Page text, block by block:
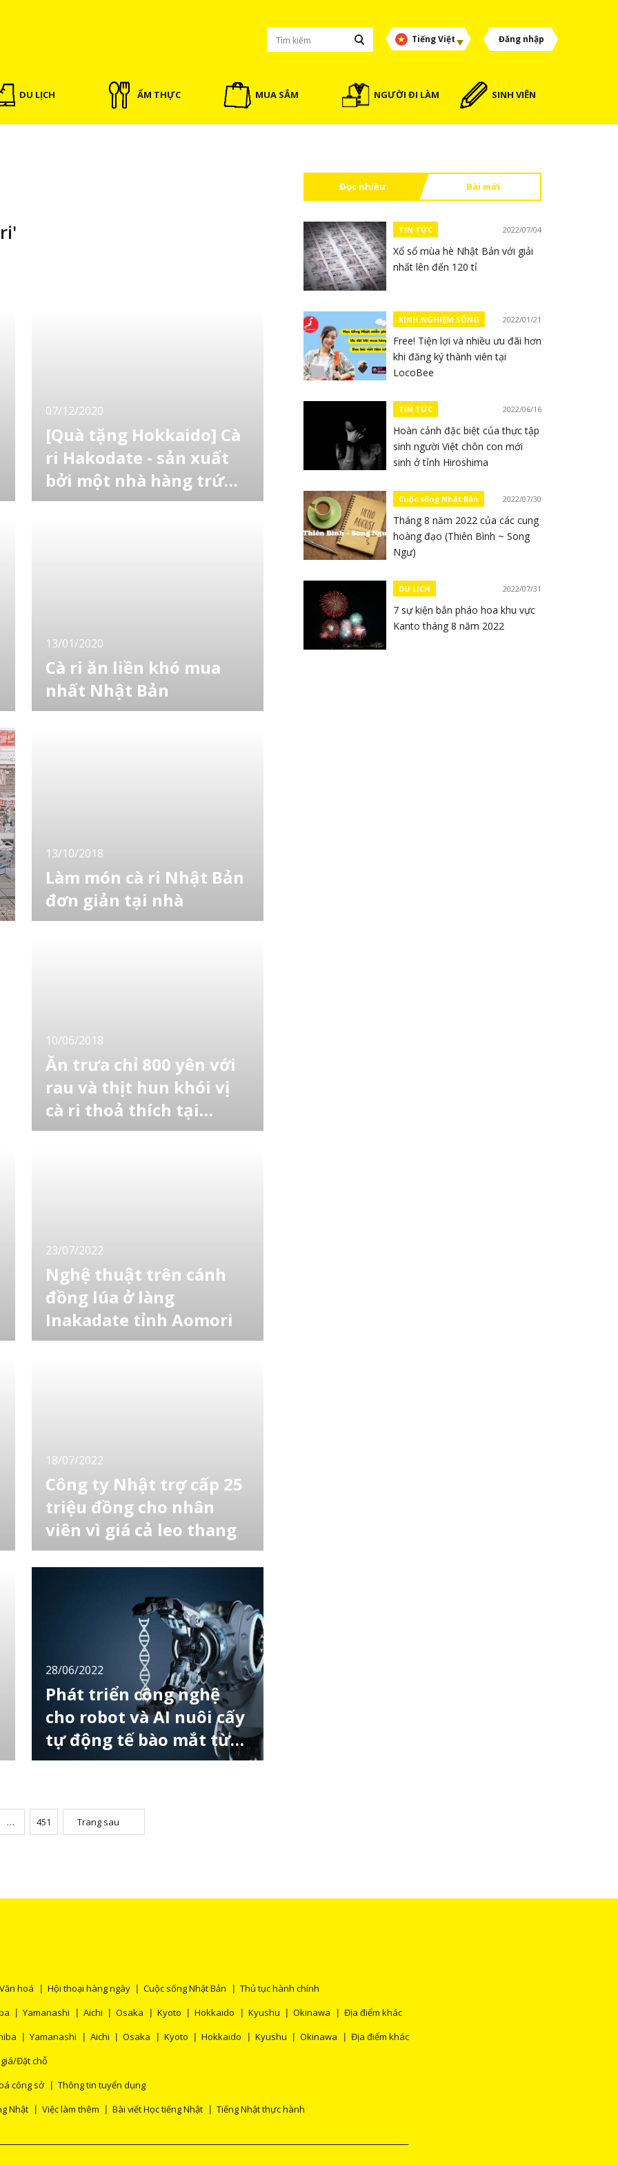
Tiếng Việt Đăng nhập
DU LỊCH ẨM THỰC MUA SẮM NGƯỜI ĐI LÀM SINH VIÊN
07/12/2020
[Quà tặng Hokkaido] Cà
ri Hakodate - sản xuất
bởi một nhà hàng trứ
danh
Trong bài này, LocoBEE sẽ giới thiệu với các
13/01/2020
Cà ri ăn liền khó mua
nhất Nhật Bản
Tamakazura (玉鬘) là quán ăn nhỏ mở cửa từ
13/10/2018
Làm món cà ri Nhật Bản
đơn giản tại nhà
Với những người Việt Nam khi xa xứ, học tập
10/06/2018
Ăn trưa chỉ 800 yên với
rau và thịt hun khói vị
cà ri thoả thích tại
Shinbashi
Cửa hàng DESIGN FOOD MARKET chuyên về
23/07/2022
Nghệ thuật trên cánh
đồng lúa ở làng
Inakadate tỉnh Aomori
Hàng năm làng Inakadate thuộc tỉnh Aomori
18/07/2022
Công ty Nhật trợ cấp 25
triệu đồng cho nhân
viên vì giá cả leo thang
Công ty công nghệ thông tin lớn của Nhật
công việc thay vì lo lắng về tác động của giá
tiêu dùng tăng cao. Vì vậy, công ty này đã
thông báo vào ngày 13 tháng 7 rằng họ sẽ
tặng một khoản trợ cấp 1 lần lên tới 150.000
28/06/2022
Phát triển công nghệ
cho robot và AI nuôi cấy
tự động tế bào mắt từ
tế bào iPS
Ngày 27/6, Viện nghiên cứu lí hoá học
tế bào iPS. Công việc này do robot tự động
thực hiện với điều kiện tối ưu mà AI đưa ra
… 451 Trang sau
Đọc nhiều Bài mới
TIN TỨC 2022/07/04
Xổ sổ mùa hè Nhật Bản với giải
nhất lên đến 120 tỉ
KINH NGHIỆM SỐNG 2022/01/21
Free! Tiện lợi và nhiều ưu đãi hơn
khi đăng ký thành viên tại
LocoBee
TIN TỨC 2022/06/16
Hoàn cảnh đặc biệt của thực tập
sinh người Việt chôn con mới
sinh ở tỉnh Hiroshima
Cuộc sống Nhật Bản 2022/07/30
Tháng 8 năm 2022 của các cung
hoàng đạo (Thiên Bình ~ Song
Ngư)
DU LỊCH 2022/07/31
7 sự kiện bắn pháo hoa khu vực
Kanto tháng 8 năm 2022
Văn hoá Hội thoại hàng ngày Cuộc sống Nhật Bản
Thủ tục hành chính
Yamanashi Aichi Osaka Kyoto Hokkaido Kyushu Okinawa
Địa điểm khác
Yamanashi Aichi Osaka Kyoto Hokkaido Kyushu Okinawa
Địa điểm khác
Đặt chỗ
công sở
Thông tin tuyển dụng
Nhật Việc làm thêm Bài viết Học tiếng Nhật Tiếng Nhật thực hành